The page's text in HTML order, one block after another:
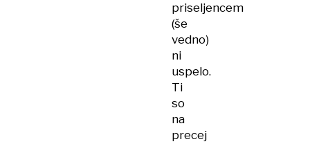
priseljencem
(še
vedno)
ni
uspelo.
Ti
so
na
precej